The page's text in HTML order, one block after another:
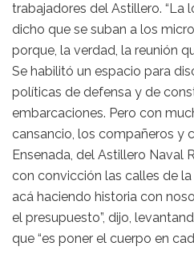
trabajadores del Astillero. “La
dicho que se suban a los
porque, la verdad, la reunión
Se habilitó un espacio para
políticas de defensa y de
embarcaciones. Pero con
cansancio, los compañeros y
Ensenada, del Astillero Naval
con convicción las calles de
acá haciendo historia con
el presupuesto”, dijo,
que “es poner el cuerpo en